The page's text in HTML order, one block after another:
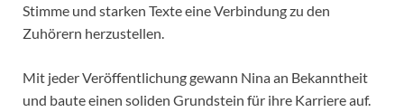
Stimme und starken Texte eine Verbindung zu den
Zuhörern herzustellen.
Mit jeder Veröffentlichung gewann Nina an Bekanntheit
und baute einen soliden Grundstein für ihre Karriere auf.